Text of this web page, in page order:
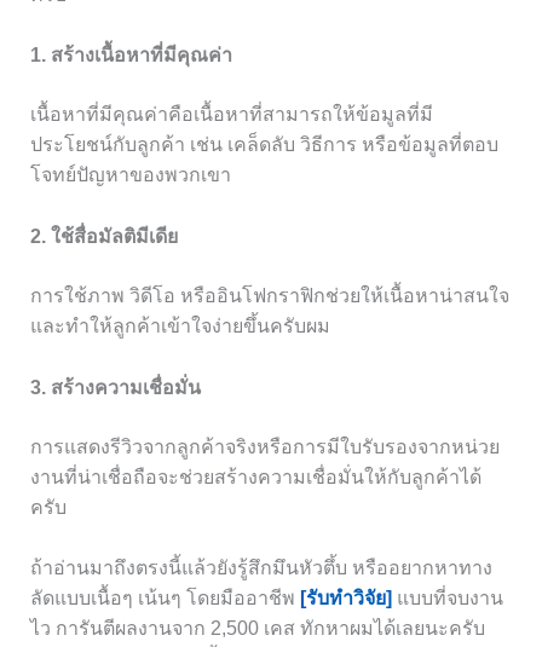
1. สร้างเนื้อหาที่มีคุณค่า
เนื้อหาที่มีคุณค่าคือเนื้อหาที่สามารถให้ข้อมูลที่มี
ประโยชน์กับลูกค้า เช่น เคล็ดลับ วิธีการ หรือข้อมูลที่ตอบ
โจทย์ปัญหาของพวกเขา
2. ใช้สื่อมัลติมีเดีย
การใช้ภาพ วิดีโอ หรืออินโฟกราฟิกช่วยให้เนื้อหาน่าสนใจ
และทำให้ลูกค้าเข้าใจง่ายขึ้นครับผม
3. สร้างความเชื่อมั่น
การแสดงรีวิวจากลูกค้าจริงหรือการมีใบรับรองจากหน่วย
งานที่น่าเชื่อถือจะช่วยสร้างความเชื่อมั่นให้กับลูกค้าได้
ครับ
ถ้าอ่านมาถึงตรงนี้แล้วยังรู้สึกมึนหัวตึ้บ หรืออยากหาทาง
ลัดแบบเนื้อๆ เน้นๆ โดยมืออาชีพ [รับทำวิจัย] แบบที่จบงาน
ไว การันตีผลงานจาก 2,500 เคส ทักหาผมได้เลยนะครับ